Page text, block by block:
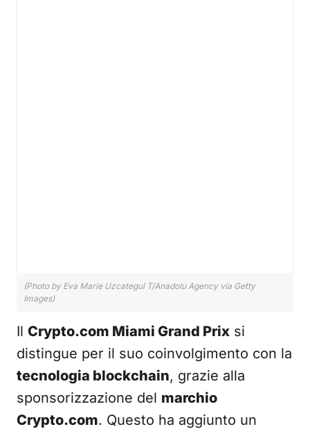
(Photo by Eva Marie Uzcategul T/Anadolu Agency via Getty
Images)
Il Crypto.com Miami Grand Prix si
distingue per il suo coinvolgimento con la
tecnologia blockchain, grazie alla
sponsorizzazione del marchio
Crypto.com. Questo ha aggiunto un